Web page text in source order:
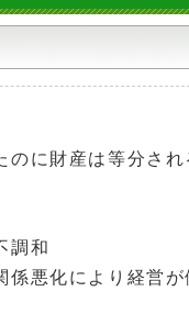
のに財産は等分さ
調和
係悪化により経営